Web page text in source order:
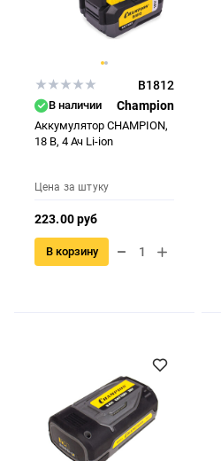
B1812
В наличии Champion
Аккумулятор CHAMPION,
18 В, 4 Ач Li-ion
Цена за штуку
223.00 руб
В корзину